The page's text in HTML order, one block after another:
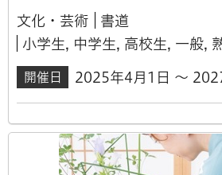
文化・芸術
書道
小学生, 中学生, 高校生, 一般,
開催日 2025年4月1日 ～